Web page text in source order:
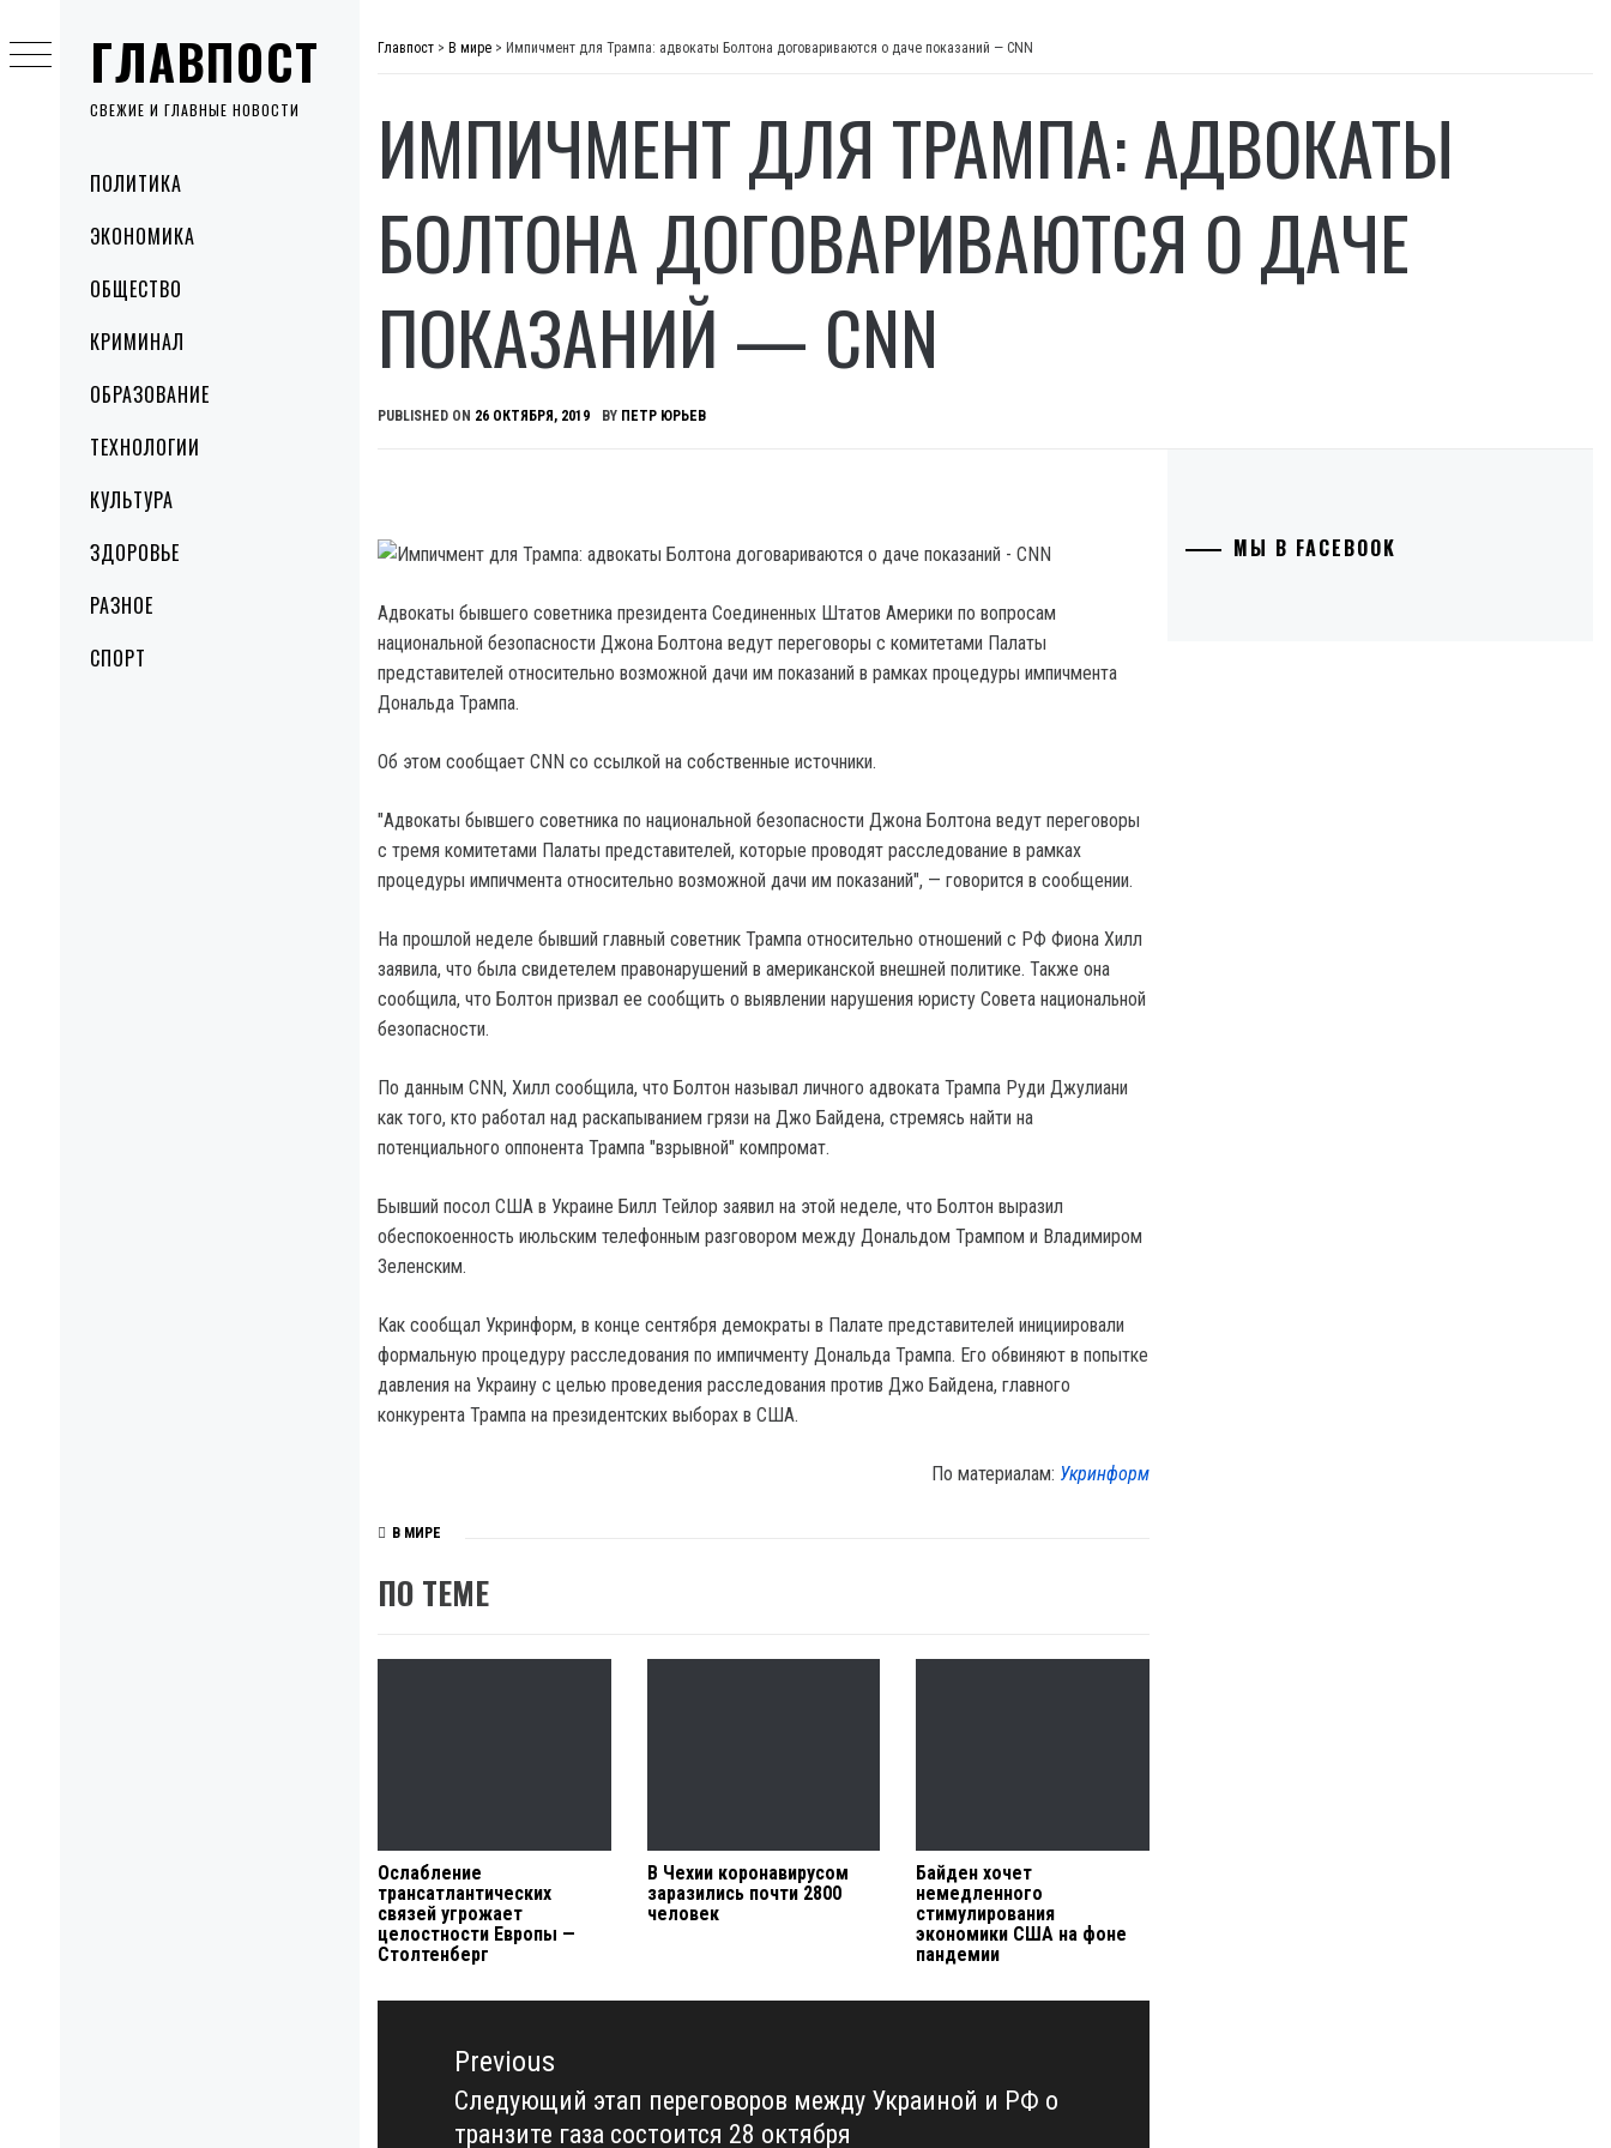
ГЛАВПОСТ
СВЕЖИЕ И ГЛАВНЫЕ НОВОСТИ
MenuПОЛИТИКА
ЭКОНОМИКА
ОБЩЕСТВО
КРИМИНАЛ
ОБРАЗОВАНИЕ
ТЕХНОЛОГИИ
КУЛЬТУРА
ЗДОРОВЬЕ
РАЗНОЕ
СПОРТ
to
content
Главпост > В мире > Импичмент для Трампа: адвокаты Болтона договариваются о даче показаний — CNN
ИМПИЧМЕНТ ДЛЯ ТРАМПА: АДВОКАТЫ
БОЛТОНА ДОГОВАРИВАЮТСЯ О ДАЧЕ
ПОКАЗАНИЙ — CNN
PUBLISHED ON 26 ОКТЯБРЯ, 2019 BY ПЕТР ЮРЬЕВ
Адвокаты бывшего советника президента Соединенных Штатов Америки по вопросам
национальной безопасности Джона Болтона ведут переговоры с комитетами Палаты
представителей относительно возможной дачи им показаний в рамках процедуры импичмента
Дональда Трампа.
Об этом сообщает CNN со ссылкой на собственные источники.
"Адвокаты бывшего советника по национальной безопасности Джона Болтона ведут переговоры
с тремя комитетами Палаты представителей, которые проводят расследование в рамках
процедуры импичмента относительно возможной дачи им показаний", — говорится в сообщении.
На прошлой неделе бывший главный советник Трампа относительно отношений с РФ Фиона Хилл
заявила, что была свидетелем правонарушений в американской внешней политике. Также она
сообщила, что Болтон призвал ее сообщить о выявлении нарушения юристу Совета национальной
безопасности.
По данным CNN, Хилл сообщила, что Болтон называл личного адвоката Трампа Руди Джулиани
как того, кто работал над раскапыванием грязи на Джо Байдена, стремясь найти на
потенциального оппонента Трампа "взрывной" компромат.
Бывший посол США в Украине Билл Тейлор заявил на этой неделе, что Болтон выразил
обеспокоенность июльским телефонным разговором между Дональдом Трампом и Владимиром
Зеленским.
Как сообщал Укринформ, в конце сентября демократы в Палате представителей инициировали
формальную процедуру расследования по импичменту Дональда Трампа. Его обвиняют в попытке
давления на Украину с целью проведения расследования против Джо Байдена, главного
конкурента Трампа на президентских выборах в США.
По материалам: Укринформ
В МИРЕ
ПО ТЕМЕ
Ослабление
трансатлантических
связей угрожает
целостности Европы —
Столтенберг
В Чехии коронавирусом
заразились почти 2800
человек
Байден хочет
немедленного
стимулирования
экономики США на фоне
пандемии
Навигация
записямPrevious
Previous
Следующий этап переговоров между Украиной и РФ о
транзите газа состоится 28 октября
МЫ В FACEBOOK